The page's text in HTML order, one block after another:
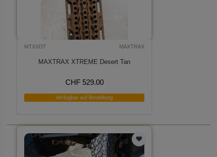
MTXXDT MAXTRAX
MAXTRAX XTREME Desert Tan
CHF 529.00
Verfügbar auf Bestellung